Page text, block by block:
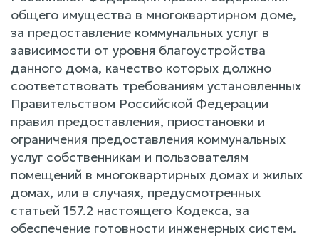
общего имущества в многоквартирном доме,
за предоставление коммунальных услуг в
зависимости от уровня благоустройства
данного дома, качество которых должно
соответствовать требованиям установленных
Правительством Российской Федерации
правил предоставления, приостановки и
ограничения предоставления коммунальных
услуг собственникам и пользователям
помещений в многоквартирных домах и жилых
домах, или в случаях, предусмотренных
статьей 157.2 настоящего Кодекса, за
обеспечение готовности инженерных систем.